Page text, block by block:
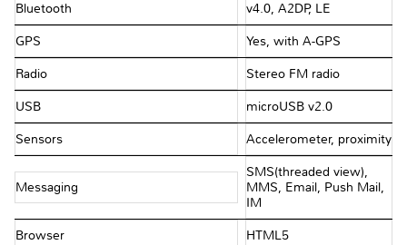
Bluetooth v4.0, A2DP, LE
GPS Yes, with A-GPS
Radio Stereo FM radio
USB microUSB v2.0
Sensors Accelerometer, proximity
Messaging
SMS(threaded view),
MMS, Email, Push Mail,
IM
Browser HTML5